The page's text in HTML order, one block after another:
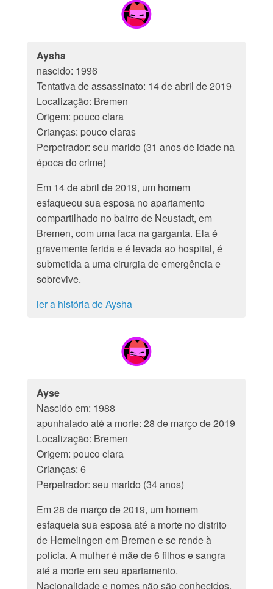
Aysha
nascido: 1996
Tentativa de assassinato: 14 de abril de 2019
Localização: Bremen
Origem: pouco clara
Crianças: pouco claras
Perpetrador: seu marido (31 anos de idade na
época do crime)
Em 14 de abril de 2019, um homem
esfaqueou sua esposa no apartamento
compartilhado no bairro de Neustadt, em
Bremen, com uma faca na garganta. Ela é
gravemente ferida e é levada ao hospital, é
submetida a uma cirurgia de emergência e
sobrevive.
ler a história de Aysha
Ayse
Nascido em: 1988
apunhalado até a morte: 28 de março de 2019
Localização: Bremen
Origem: pouco clara
Crianças: 6
Perpetrador: seu marido (34 anos)
Em 28 de março de 2019, um homem
esfaqueia sua esposa até a morte no distrito
de Hemelingen em Bremen e se rende à
polícia. A mulher é mãe de 6 filhos e sangra
até a morte em seu apartamento.
Nacionalidade e nomes não são conhecidos.